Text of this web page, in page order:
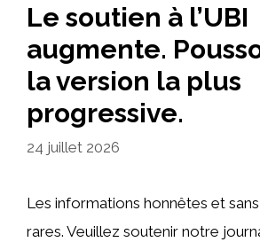
Le soutien à l’UBI
augmente.
la version la plus
progressive.
24 juillet 2026
Les informations honnêtes et
rares. Veuillez soutenir notre